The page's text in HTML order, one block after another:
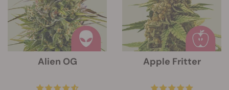
Alien OG Apple Fritter